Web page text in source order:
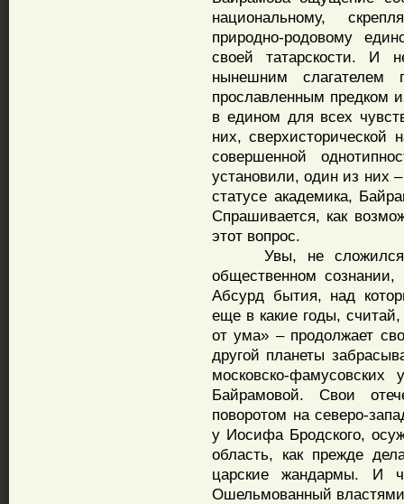
национальному,
природно-родовому
своей татарскости. И
нынешним слагателем
прославленным предком
в едином для всех
них, сверхисторической
совершенной
установили, один из них
статусе академика,
Спрашивается, как
этот вопрос.
Увы, не сложился
общественном
Абсурд бытия, над
еще в какие годы,
от ума» – продолжает
другой планеты
московско-
Байрамовой. Свои
поворотом на северо-
у Иосифа Бродского,
область, как прежде
царские жандармы. И
Ошельмованный